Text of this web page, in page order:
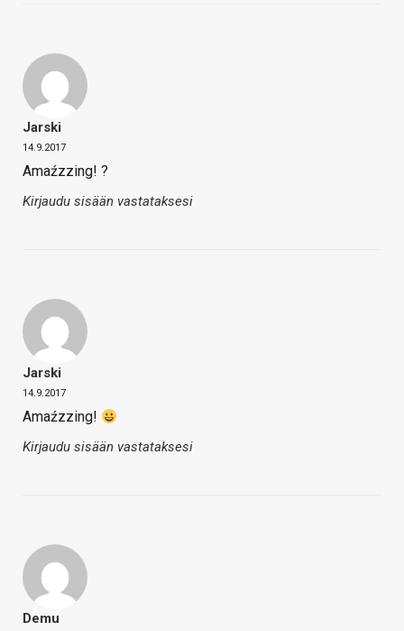
Jarski
14.9.2017
Amaźzzing! ?
Kirjaudu sisään vastataksesi
Jarski
14.9.2017
Amaźzzing!
Kirjaudu sisään vastataksesi
Demu